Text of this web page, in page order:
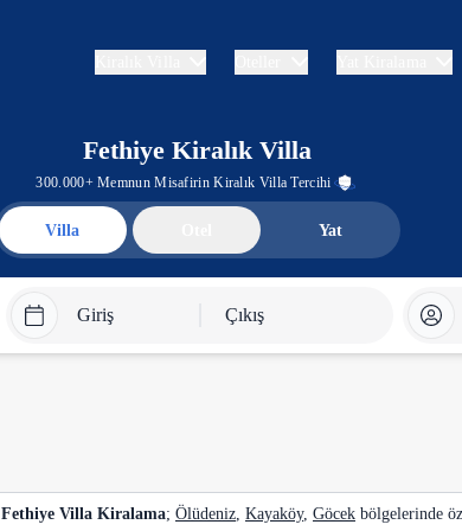
Fethiye Kiralık Villa
300.000+ Memnun Misafirin Kiralık Villa Tercihi
Villa Yat
Giriş Çıkış
Fethiye Villa Kiralama; Ölüdeniz, Kayaköy, Göcek bölgelerinde